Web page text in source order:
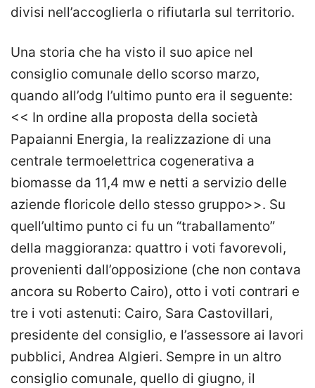
divisi nell’accoglierla o rifiutarla sul territorio.
Una storia che ha visto il suo apice nel
consiglio comunale dello scorso marzo,
quando all’odg l’ultimo punto era il seguente:
<< In ordine alla proposta della società
Papaianni Energia, la realizzazione di una
centrale termoelettrica cogenerativa a
biomasse da 11,4 mw e netti a servizio delle
aziende floricole dello stesso gruppo>>. Su
quell’ultimo punto ci fu un “traballamento”
della maggioranza: quattro i voti favorevoli,
provenienti dall’opposizione (che non contava
ancora su Roberto Cairo), otto i voti contrari e
tre i voti astenuti: Cairo, Sara Castovillari,
presidente del consiglio, e l’assessore ai lavori
pubblici, Andrea Algieri. Sempre in un altro
consiglio comunale, quello di giugno, il